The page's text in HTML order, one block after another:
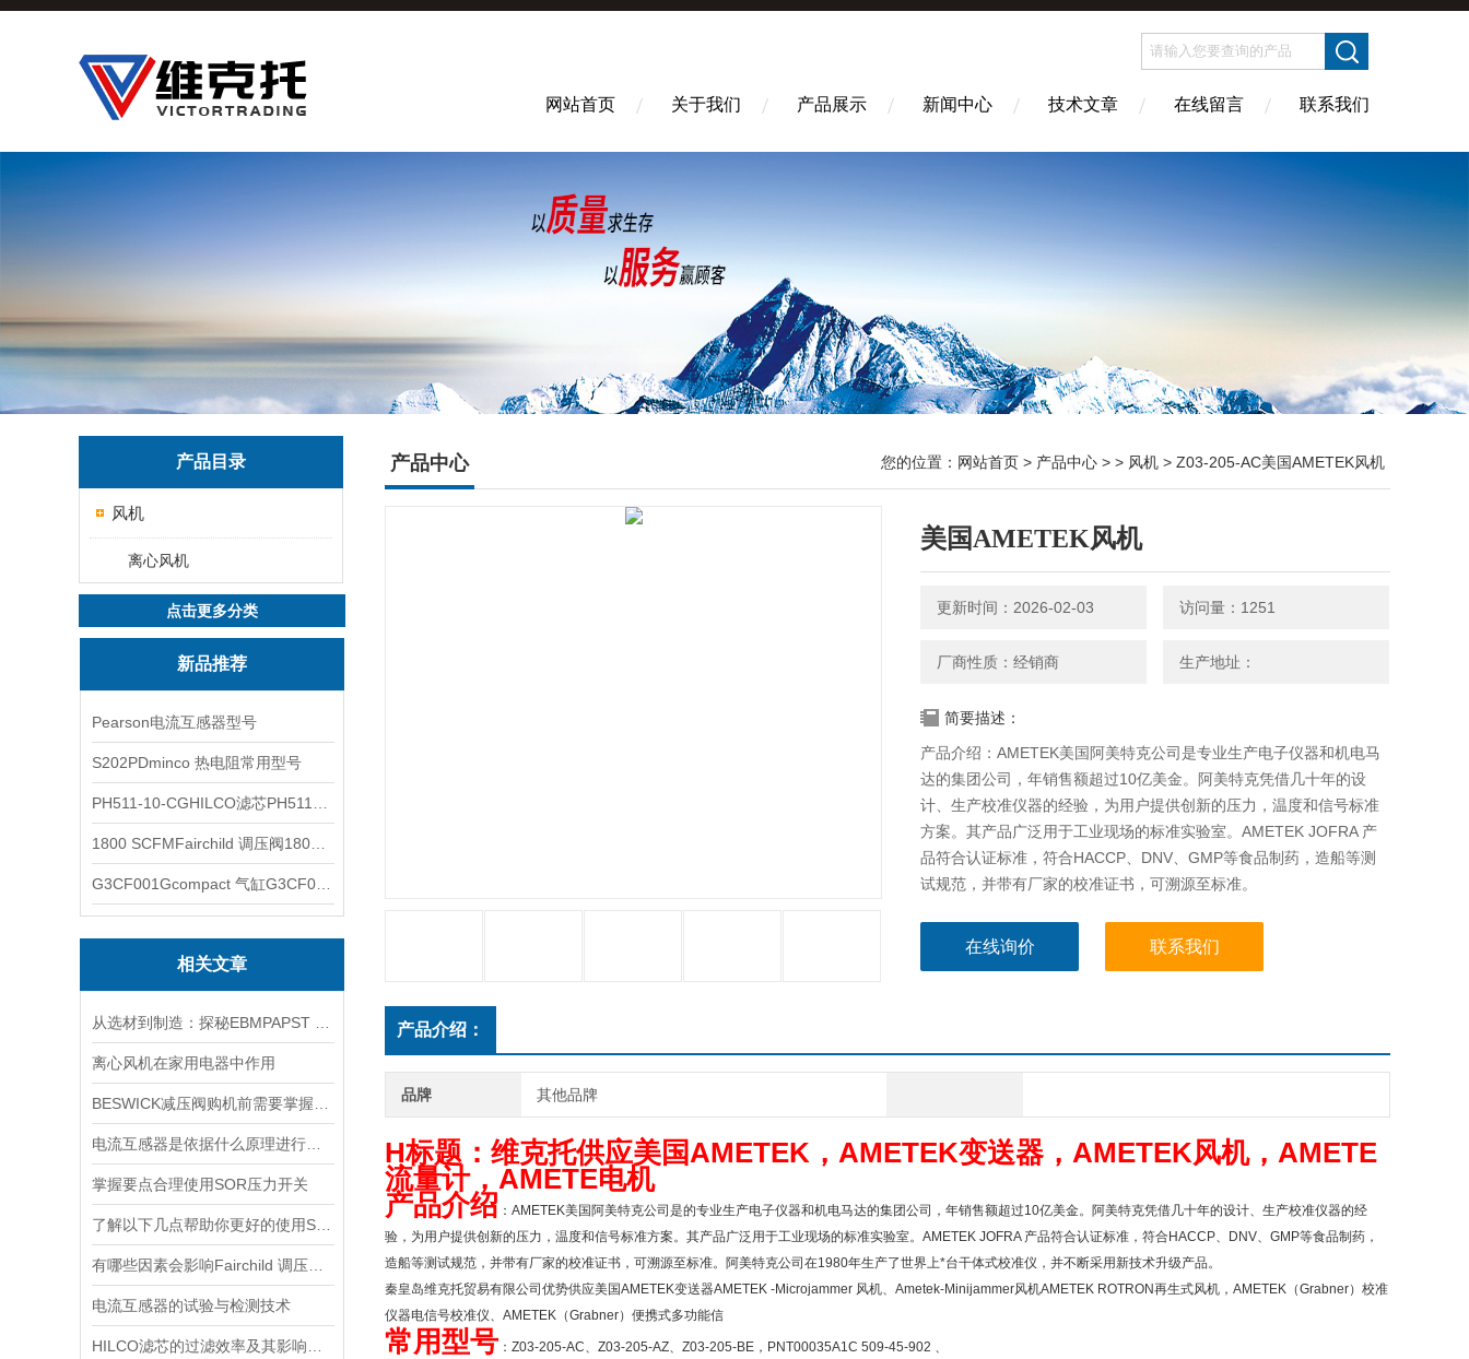
网站首页 关于我们 产品展示 新闻中心 技术文章 在线留言 联系我们
产品目录
风机
离心风机
点击更多分类
新品推荐
Pearson电流互感器型号
S202PDminco 热电阻常用型号
相关文章
离心风机在家用电器中作用
掌握要点合理使用SOR压力开关
电流互感器的试验与检测技术
产品中心 您的位置： 网站首页 > 产品中心 > > 风机 > Z03-205-AC美国AMETEK风机
美国AMETEK风机
更新时间：2026-02-03 访问量：1251
厂商性质：经销商 生产地址：
简要描述：
产品介绍：AMETEK美国阿美特克公司是专业生产电子仪器和机电马
达的集团公司，年销售额超过10亿美金。阿美特克凭借几十年的设
计、生产校准仪器的经验，为用户提供创新的压力，温度和信号标准
方案。其产品广泛用于工业现场的标准实验室。AMETEK JOFRA 产
品符合认证标准，符合HACCP、DNV、GMP等食品制药，造船等测
试规范，并带有厂家的校准证书，可溯源至标准。
在线询价 联系我们
产品介绍：
品牌 其他品牌
H标题：维克托供应美国AMETEK，AMETEK变送器，AMETEK风机，AMETE
流量计，AMETE电机
产品介绍 ：AMETEK美国阿美特克公司是的专业生产电子仪器和机电马达的集团公司，年销售额超过10亿美金。阿美特克凭借几十年的设计、生产校准仪器的经
验，为用户提供创新的压力，温度和信号标准方案。其产品广泛用于工业现场的标准实验室。AMETEK JOFRA 产品符合认证标准，符合HACCP、DNV、GMP等食品制药，
造船等测试规范，并带有厂家的校准证书，可溯源至标准。阿美特克公司在1980年生产了世界上*台干体式校准仪，并不断采用新技术升级产品。
秦皇岛维克托贸易有限公司优势供应美国AMETEK变送器AMETEK -Microjammer 风机、Ametek-Minijammer风机AMETEK ROTRON再生式风机，AMETEK（Grabner）校准
仪器电信号校准仪、AMETEK（Grabner）便携式多功能信
常用型号 ：Z03-205-AC、Z03-205-AZ、Z03-205-BE，PNT00035A1C 509-45-902 、